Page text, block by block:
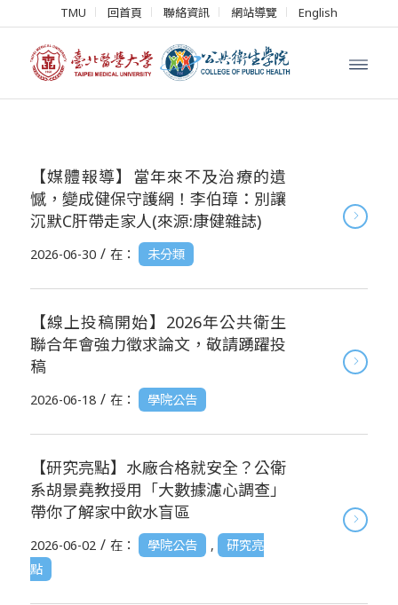
TMU 回首頁 聯絡資訊 網站導覽 English
【媒體報導】當年來不及治療的遺
憾，變成健保守護網！李伯璋：別讓
沉默C肝帶走家人(來源:康健雜誌)
2026-06-30 / 在： 未分類
【線上投稿開始】2026年公共衛生
聯合年會強力徵求論文，敬請踴躍投
稿
2026-06-18 / 在： 學院公告
【研究亮點】水廠合格就安全？公衛
系胡景堯教授用「大數據濾心調查」
帶你了解家中飲水盲區
2026-06-02 / 在： 學院公告 ,
研究亮
點